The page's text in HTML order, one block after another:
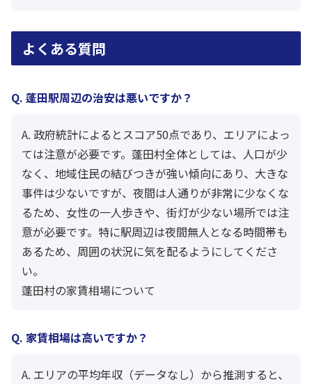
よくある質問
Q. 蓬田駅周辺の治安は悪いですか？
A. 政府統計によるとスコア50点であり、エリアによっ
ては注意が必要です。蓬田村全体としては、人口が少
なく、地域住民の結びつきが強い傾向にあり、大きな
事件は少ないですが、夜間は人通りが非常に少なくな
るため、女性の一人歩きや、街灯が少ない場所では注
意が必要です。特に駅周辺は夜間無人となる時間帯も
あるため、周囲の状況に気を配るようにしてくださ
い。
蓬田村の家賃相場について
Q. 家賃相場は高いですか？
A. エリアの平均年収（データなし）から推測すると、